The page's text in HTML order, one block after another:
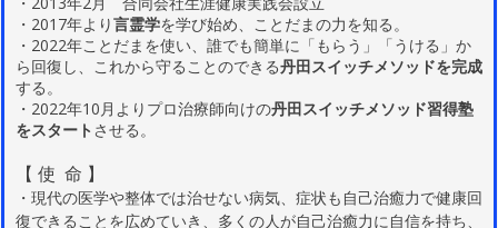
・2017年より言霊学を学び始め、ことだまの力を知る。
・2022年ことだまを使い、誰でも簡単に「もらう」「うける」か
ら回復し、これから守ることのできる丹田スイッチメソッドを完成
する。
・2022年10月よりプロ治療師向けの丹田スイッチメソッド習得塾
をスタート させる。
【 使 命 】
・現代の医学や整体では治せない病気、症状も自己治癒力で健康回
復できることを広めていき、 多くの人が自己治癒力に自信を持ち、